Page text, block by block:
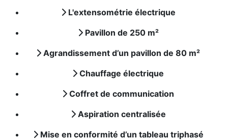
L'extensométrie électrique
Pavillon de 250 m²
Agrandissement d’un pavillon de 80 m²
Chauffage électrique
Coffret de communication
Aspiration centralisée
Mise en conformité d’un tableau triphasé